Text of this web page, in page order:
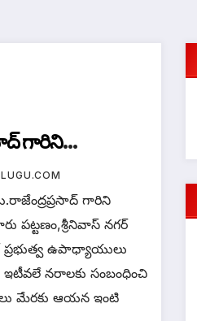
గారిని
గారిని
పట్టణం,శ్రీనివాస్ నగర్
ఉపాధ్యాయులు
ఇటీవలే నరాలకు సంబంధించి
మేరకు ఆయన ఇంటి